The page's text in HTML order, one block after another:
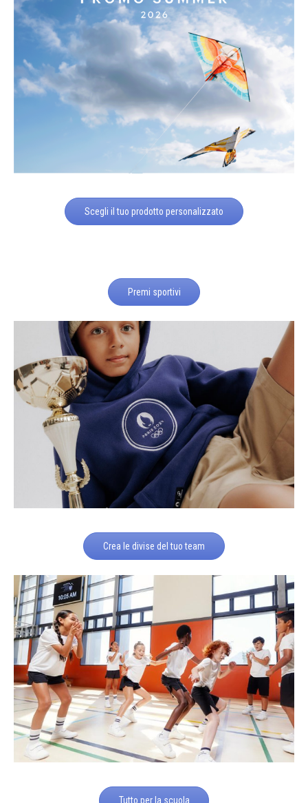
Scegli il tuo prodotto personalizzato
Premi sportivi
Crea le divise del tuo team
Tutto per la scuola